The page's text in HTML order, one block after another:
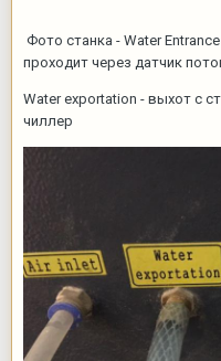
Фото станка - Water
проходит через датчик
Water exportation - выхот с
чиллер